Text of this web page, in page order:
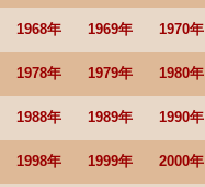
1968年 1969年 1970年
1978年 1979年 1980年
1988年 1989年 1990年
1998年 1999年 2000年